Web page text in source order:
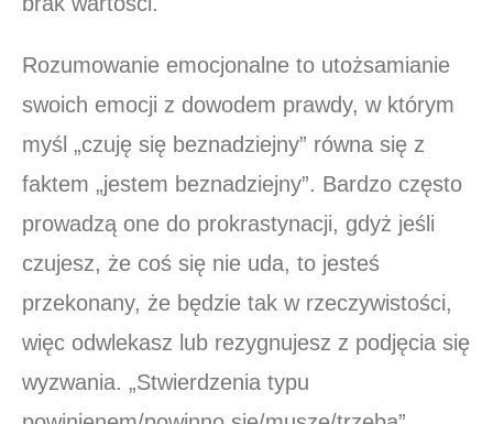
Rozumowanie emocjonalne to utożsamianie
swoich emocji z dowodem prawdy, w którym
myśl „czuję się beznadziejny” równa się z
faktem „jestem beznadziejny”. Bardzo często
prowadzą one do prokrastynacji, gdyż jeśli
czujesz, że coś się nie uda, to jesteś
przekonany, że będzie tak w rzeczywistości,
więc odwlekasz lub rezygnujesz z podjęcia się
wyzwania. „Stwierdzenia typu